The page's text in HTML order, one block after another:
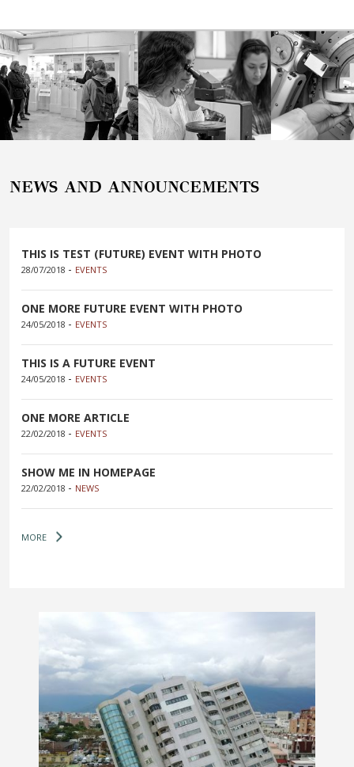
NEWS AND ANNOUNCEMENTS
THIS IS TEST (FUTURE) EVENT WITH PHOTO
28/07/2018 - EVENTS
ONE MORE FUTURE EVENT WITH PHOTO
24/05/2018 - EVENTS
THIS IS A FUTURE EVENT
24/05/2018 - EVENTS
ONE MORE ARTICLE
22/02/2018 - EVENTS
SHOW ME IN HOMEPAGE
22/02/2018 - NEWS
MORE